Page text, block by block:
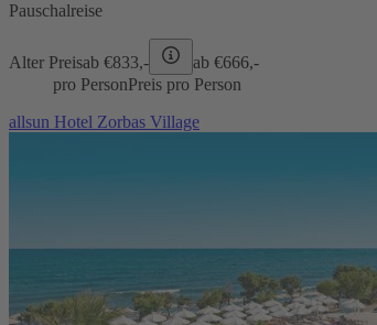
Pauschalreise
Alter Preisab €833,- ab €666,-
pro PersonPreis pro Person
allsun Hotel Zorbas Village